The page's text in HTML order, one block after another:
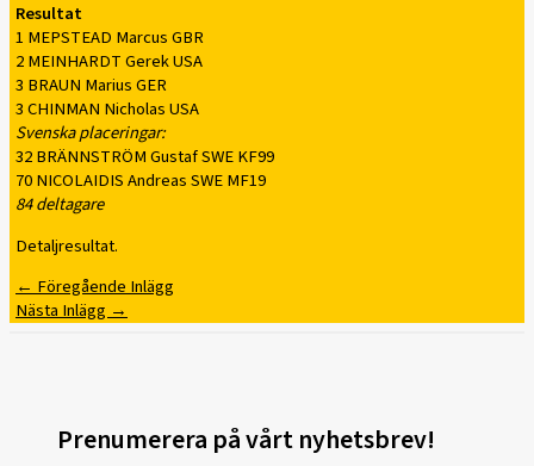
Resultat
1 MEPSTEAD Marcus GBR
2 MEINHARDT Gerek USA
3 BRAUN Marius GER
3 CHINMAN Nicholas USA
Svenska placeringar:
32 BRÄNNSTRÖM Gustaf SWE KF99
70 NICOLAIDIS Andreas SWE MF19
84 deltagare
Detaljresultat.
← Föregående Inlägg
Nästa Inlägg →
Prenumerera på vårt nyhetsbrev!